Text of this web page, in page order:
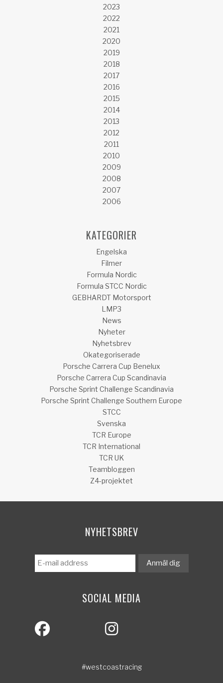
2023
2022
2021
2020
2019
2018
2017
2016
2015
2014
2013
2012
2011
2010
2009
2008
2007
2006
KATEGORIER
Engelska
Filmer
Formula Nordic
Formula STCC Nordic
GEBHARDT Motorsport
LMP3
News
Nyheter
Nyhetsbrev
Okategoriserade
Porsche Carrera Cup Benelux
Porsche Carrera Cup Scandinavia
Porsche Sprint Challenge Scandinavia
Porsche Sprint Challenge Southern Europe
STCC
Svenska
TCR Europe
TCR International
TCR UK
Teambloggen
Z4-projektet
NYHETSBREV
SOCIAL MEDIA
#westcoastracing